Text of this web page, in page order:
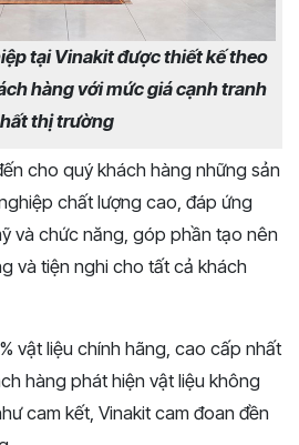
tại Vinakit được thiết kế theo
hàng với mức giá cạnh tranh
thị trường
cho quý khách hàng những sản
chất lượng cao, đáp ứng
và chức năng, góp phần tạo nên
và tiện nghi cho tất cả khách
vật liệu chính hãng, cao cấp nhất
hàng phát hiện vật liệu không
cam kết, Vinakit cam đoan đền